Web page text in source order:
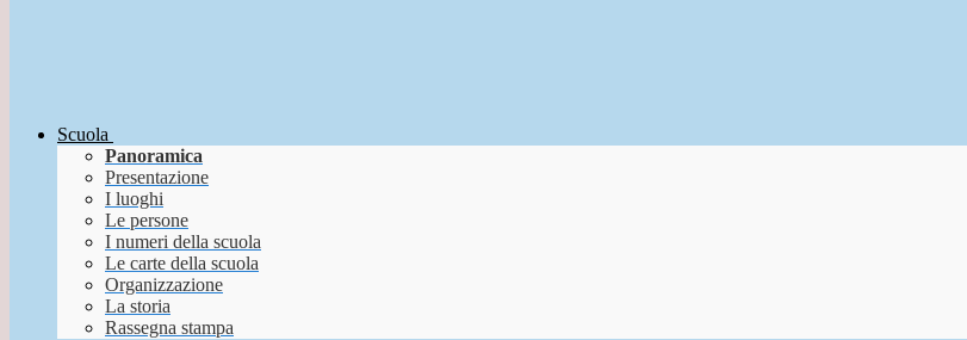
Scuola
Panoramica
Presentazione
I luoghi
Le persone
I numeri della scuola
Le carte della scuola
Organizzazione
La storia
Rassegna stampa